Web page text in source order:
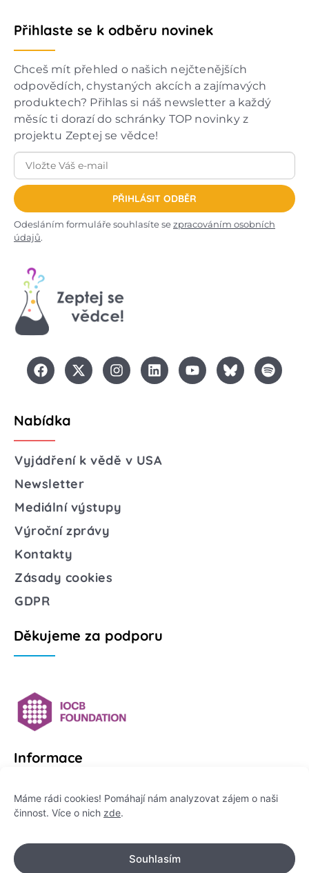
Máme rádi cookies! Pomáhají nám analyzovat zájem o naši
činnost. Více o nich zde.
Souhlasím
Přihlaste se k odběru novinek
Chceš mít přehled o našich nejčtenějších
odpovědích, chystaných akcích a zajímavých
produktech? Přihlas si náš newsletter a každý
měsíc ti dorazí do schránky TOP novinky z
projektu Zeptej se vědce!
PŘIHLÁSIT ODBĚR
Odesláním formuláře souhlasíte sezpracováním osobních
údajů.
Nabídka
Vyjádření k vědě v USA
Newsletter
Mediální výstupy
Výroční zprávy
Kontakty
Zásady cookies
GDPR
Děkujeme za podporu
Informace
Platformu Zeptej se vědce provozuje:
IČO: 178 47 389
Flemingovo náměstí 542/2,